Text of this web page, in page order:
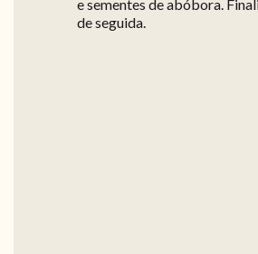
e sementes de abóbora.
de seguida.